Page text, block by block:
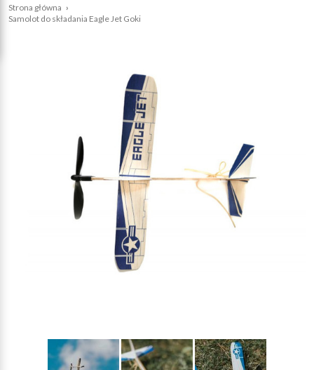
Strona główna ›
Samolot do składania Eagle Jet Goki